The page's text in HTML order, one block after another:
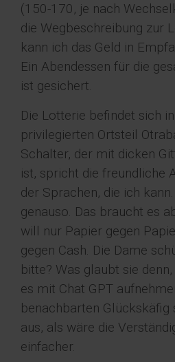
(150-170, je nach
die Wegbeschreibung zur
kann ich das Geld in
Ein Abendessen für die
ist gesichert.
Die Lotterie befindet sich
privilegierten Ortsteil
Schalter, der mit dicken
ist, spricht die freundliche
der Sprachen, die ich
genauso. Das braucht es
will nur Papier gegen
gegen Cash. Die Dame
bitte? Was glaubt sie
es mit Chat GPT
benachbarten Glückskäfig
aus, als wäre die
einfacher.